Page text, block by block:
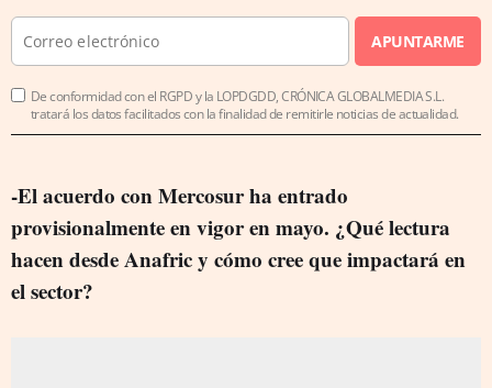
APUNTARME
De conformidad con el RGPD y la LOPDGDD, CRÓNICA GLOBALMEDIA S.L.
tratará los datos facilitados con la finalidad de remitirle noticias de actualidad.
-El acuerdo con Mercosur ha entrado
provisionalmente en vigor en mayo. ¿Qué lectura
hacen desde Anafric y cómo cree que impactará en
el sector?